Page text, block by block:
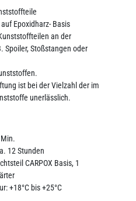
Epoxidharz- Basis
an der
Spoiler, Stoßstangen oder
ist bei der Vielzahl der im
unerlässlich.
12 Stunden
CARPOX Basis, 1
+18°C bis +25°C